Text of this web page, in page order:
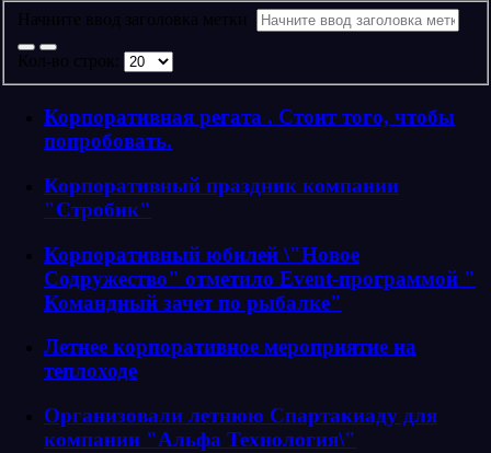
Начните ввод заголовка метки
Кол-во строк:
Корпоративная регата . Стоит того, чтобы
попробовать.
Корпоративный праздник компании
"Стробик"
Корпоративный юбилей \"Новое
Содружество" отметило Event-программой "
Командный зачет по рыбалке"
Летнее корпоративное мероприятие на
теплоходе
Организовали летнюю Спартакиаду для
компании "Альфа Технология\"